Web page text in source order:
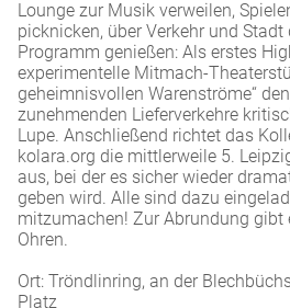
Lounge zur Musik verweilen,
picknicken, über Verkehr und
Programm genießen: Als erstes
experimentelle Mitmach-
geheimnisvollen Warenströme“ den
zunehmenden Lieferverkehre
Lupe. Anschließend richtet das
kolara.org die mittlerweile 5.
aus, bei der es sicher wieder
geben wird. Alle sind dazu
mitzumachen! Zur Abrundung gibt
Ohren.
Ort: Tröndlinring, an der
Platz